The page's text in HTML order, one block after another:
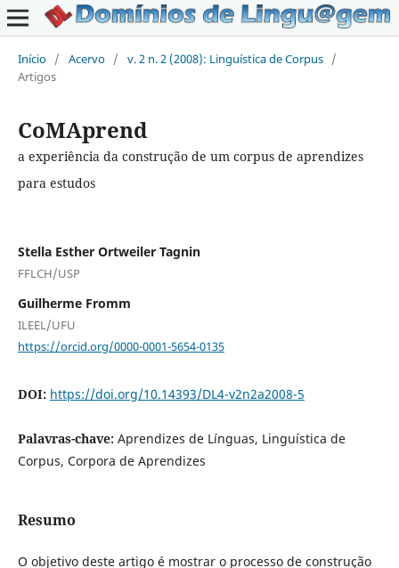
Início / Acervo / v. 2 n. 2 (2008): Linguística de Corpus /
Artigos
CoMAprend
a experiência da construção de um corpus de aprendizes
para estudos
Stella Esther Ortweiler Tagnin
FFLCH/USP
Guilherme Fromm
ILEEL/UFU
https://orcid.org/0000-0001-5654-0135
DOI: https://doi.org/10.14393/DL4-v2n2a2008-5
Palavras-chave: Aprendizes de Línguas, Linguística de
Corpus, Corpora de Aprendizes
Resumo
O objetivo deste artigo é mostrar o processo de construção